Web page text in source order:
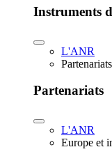
Instruments
L'ANR
Partenariats
Partenariats
L'ANR
Europe et